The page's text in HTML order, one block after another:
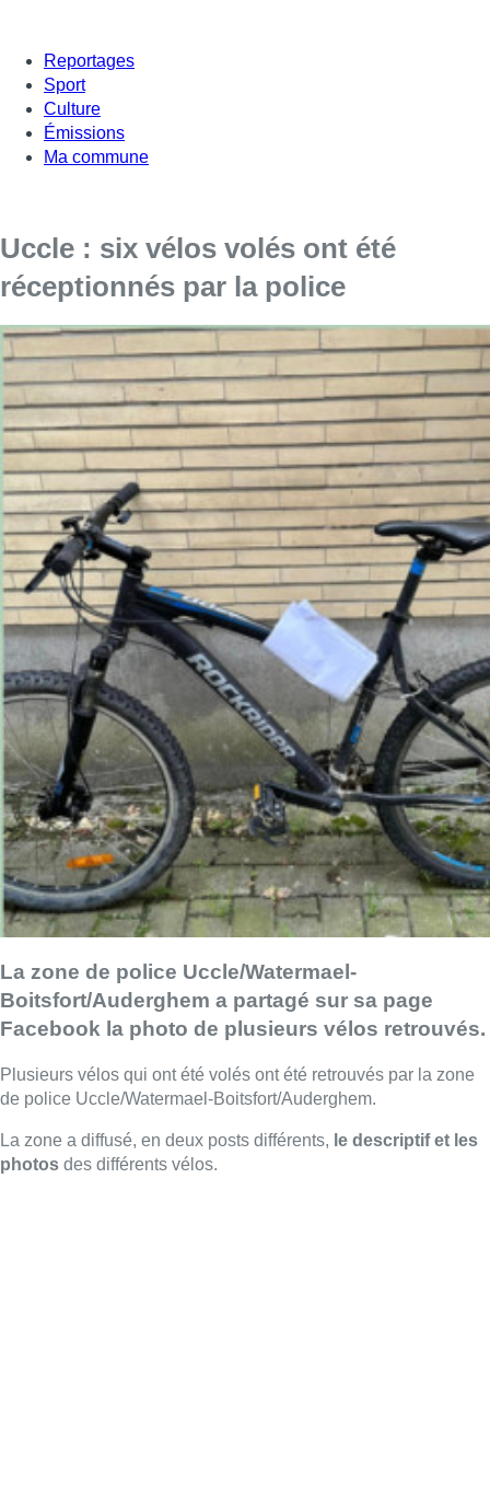
Reportages
Sport
Culture
Émissions
Ma commune
Uccle : six vélos volés ont été
réceptionnés par la police
La zone de police Uccle/Watermael-
Boitsfort/Auderghem a partagé sur sa page
Facebook la photo de plusieurs vélos retrouvés.
Plusieurs vélos qui ont été volés ont été retrouvés par la zone
de police Uccle/Watermael-Boitsfort/Auderghem.
La zone a diffusé, en deux posts différents, le descriptif et les
photos des différents vélos.